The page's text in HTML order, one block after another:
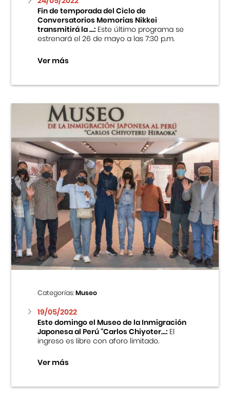
Fin de temporada del Ciclo de
Conversatorios Memorias Nikkei
transmitirá la ...:Este último programa se
estrenará el 26 de mayo a las 7:30 p.m.
Ver más
Categorías:Museo
19/05/2022
Este domingo el Museo de la Inmigración
Japonesa al Perú “Carlos Chiyoter...:El
ingreso es libre con aforo limitado.
Ver más